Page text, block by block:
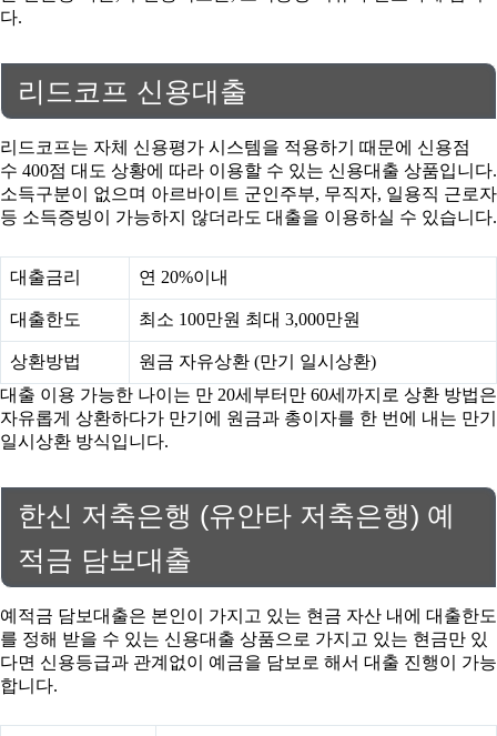
다.
리드코프 신용대출
리드코프는 자체 신용평가 시스템을 적용하기 때문에 신용점
수 400점 대도 상황에 따라 이용할 수 있는 신용대출 상품입니다.
소득구분이 없으며 아르바이트 군인주부, 무직자, 일용직 근로자
등 소득증빙이 가능하지 않더라도 대출을 이용하실 수 있습니다.
대출금리 연 20%이내
대출한도 최소 100만원 최대 3,000만원
상환방법
원금 자유상환 (만기 일시상환)
대출 이용 가능한 나이는 만 20세부터만 60세까지로 상환 방법은
자유롭게 상환하다가 만기에 원금과 총이자를 한 번에 내는 만기
일시상환 방식입니다.
한신 저축은행 (유안타 저축은행) 예
적금 담보대출
예적금 담보대출은 본인이 가지고 있는 현금 자산 내에 대출한도
를 정해 받을 수 있는 신용대출 상품으로 가지고 있는 현금만 있
다면 신용등급과 관계없이 예금을 담보로 해서 대출 진행이 가능
합니다.